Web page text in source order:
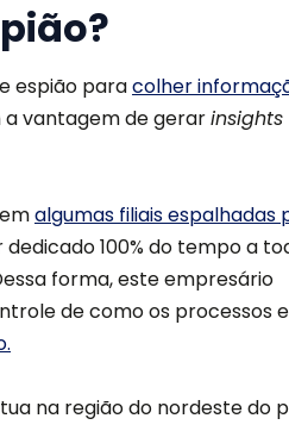
espião paracolher
a vantagem de gerarinsights
algumas filiais espalhadas
100% do tempo a
forma, este empresário
de como os processos
na região do nordeste do